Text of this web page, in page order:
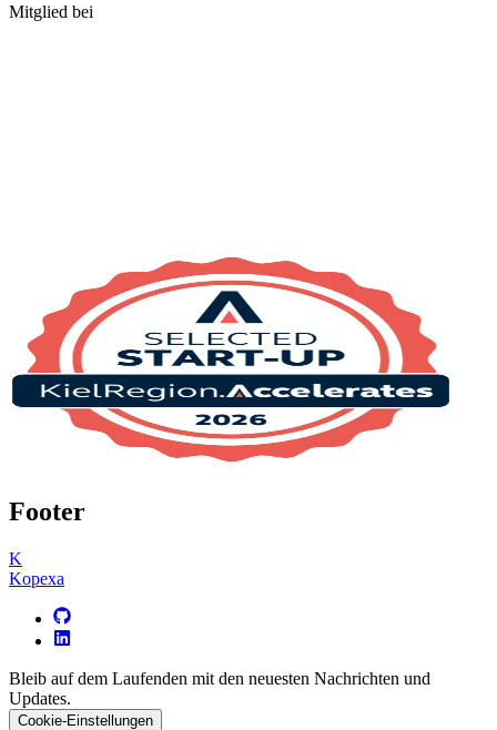
Mitglied bei
Footer
K
Kopexa
Bleib auf dem Laufenden mit den neuesten Nachrichten und
Updates.
Cookie-Einstellungen